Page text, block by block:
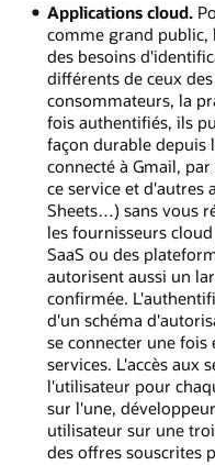
Applications cloud.
comme grand public,
des besoins
différents de ceux
consommateurs, la
fois authentifiés, ils
façon durable depuis
connecté à Gmail,
ce service et d'autres
Sheets…) sans vous
les fournisseurs
SaaS ou des
autorisent aussi un
confirmée.
d'un schéma
se connecter une
services. L'accès aux
l'utilisateur pour
sur l'une,
utilisateur sur une
des offres souscrites